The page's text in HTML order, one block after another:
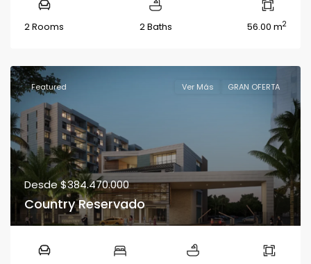
2 Rooms 2 Baths 56.00 m2
Featured Ver Más GRAN OFERTA
Desde$384.470.000
Country Reservado